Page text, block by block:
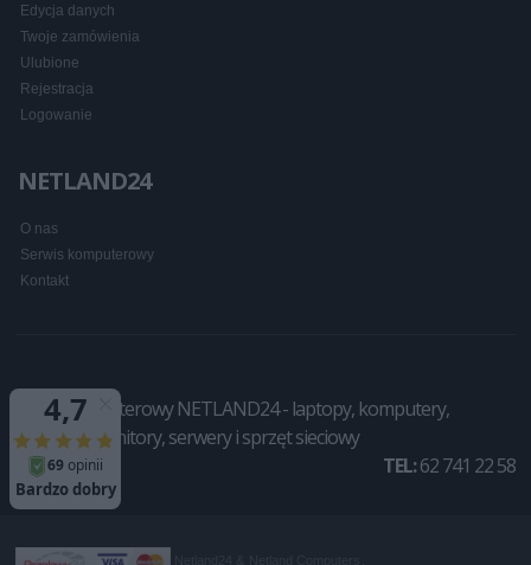
Edycja danych
Twoje zamówienia
Ulubione
Rejestracja
Logowanie
NETLAND24
O nas
Serwis komputerowy
Kontakt
Sklep komputerowy NETLAND24 - laptopy, komputery,
drukarki, monitory, serwery i sprzęt sieciowy
TEL:62 741 22 58